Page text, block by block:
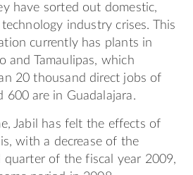
have sorted out domestic,
industry crises. This
currently has plants in
and Tamaulipas, which
20 thousand direct jobs of
600 are in Guadalajara.
Jabil has felt the effects of
with a decrease of the
quarter of the fiscal year 2009,